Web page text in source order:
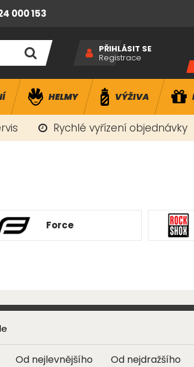
000 153
PŘIHLÁSIT SE
Registrace
HELMY VÝŽIVA
Rychlé vyřízení objednávky
Force
Od nejlevnějšího Od nejdražšího